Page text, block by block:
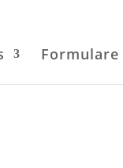
Formulare